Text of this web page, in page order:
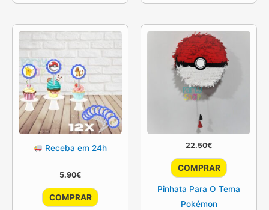
Receba em 24h
5.90€
COMPRAR
22.50€
COMPRAR
Pinhata Para O Tema
Pokémon